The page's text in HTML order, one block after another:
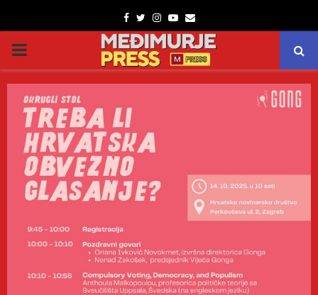
Facebook
TwitterInstagram
Youtube
Email
PRIMARY
MENU